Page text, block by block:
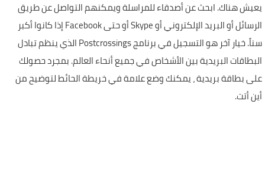
يعيش هناك. ابحث عن أصدقاء للمراسلة ويمكنهم التواصل عن طريق
الرسائل أو البريد الإلكتروني أو Skype أو حتى Facebook إذا كانوا أكبر
سناً. خيار آخر هو التسجيل في برنامج Postcrossings الذي ينظم تبادل
البطاقات البريدية بين الأشخاص في جميع أنحاء العالم. بمجرد حصولك
على بطاقة بريدية ، يمكنك وضع علامة في خريطة الحائط لتوضيح من
أين أتت.